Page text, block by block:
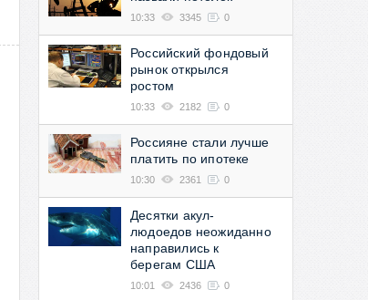
10:33 3345 0
Российский фондовый
рынок открылся
ростом
10:33 2182 0
Россияне стали лучше
платить по ипотеке
10:30 2361 0
Десятки акул-
людоедов неожиданно
направились к
берегам США
10:01 2436 0